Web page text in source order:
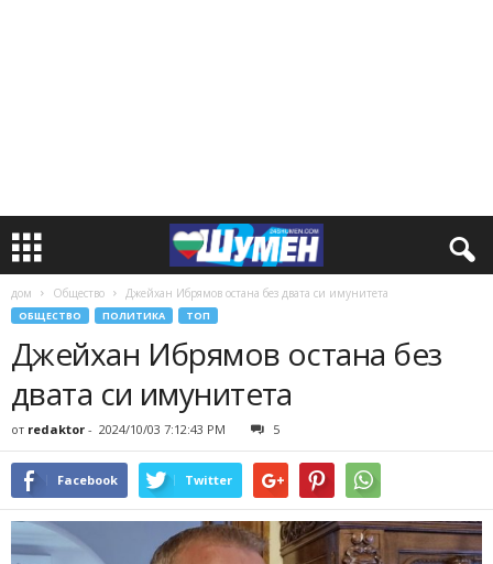
дом Общество Джейхан Ибрямов остана без двата си имунитета
ОБЩЕСТВО ПОЛИТИКА ТОП
Джейхан Ибрямов остана без
двата си имунитета
от redaktor - 2024/10/03 7:12:43 PM 5
Facebook Twitter